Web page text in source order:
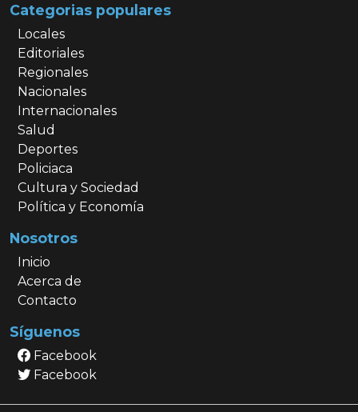
Categorias populares
Locales
Editoriales
Regionales
Nacionales
Internacionales
Salud
Deportes
Policiaca
Cultura y Sociedad
Política y Economía
Nosotros
Inicio
Acerca de
Contacto
Síguenos
Facebook
Facebook